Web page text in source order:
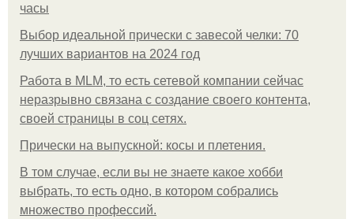
часы
Выбор идеальной прически с завесой челки: 70
лучших вариантов на 2024 год
Работа в MLM, то есть сетевой компании сейчас
неразрывно связана с создание своего контента,
своей страницы в соц сетях.
Прически на выпускной: косы и плетения.
В том случае, если вы не знаете какое хобби
выбрать, то есть одно, в котором собрались
множество профессий.